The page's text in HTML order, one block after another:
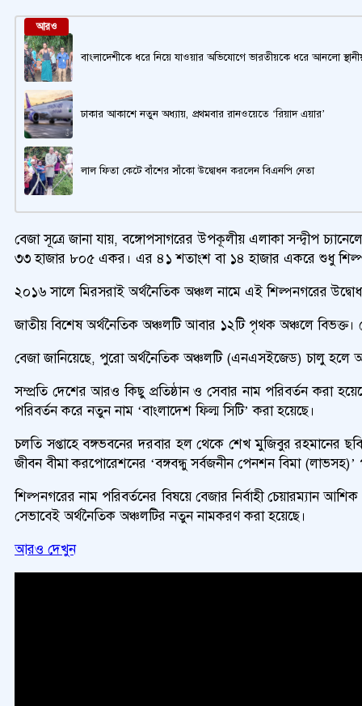
আরও
বাংলাদেশীকে ধরে নিয়ে যাওয়ার অভিযোগে ভারতীয়কে ধরে আনলো
ঢাকার আকাশে নতুন অধ্যায়, প্রথমবার রানওয়েতে ‘রিয়াদ এয়ার’
লাল ফিতা কেটে বাঁশের সাঁকো উদ্বোধন করলেন বিএনপি নেতা
বেজা সূত্রে জানা যায়, বঙ্গোপসাগরের উপকূলীয় এলাকা সন্দ্বীপ
৩৩ হাজার ৮০৫ একর। এর ৪১ শতাংশ বা ১৪ হাজার একরে শুধু
২০১৬ সালে মিরসরাই অর্থনৈতিক অঞ্চল নামে এই শিল্পনগরের
জাতীয় বিশেষ অর্থনৈতিক অঞ্চলটি আবার ১২টি পৃথক অঞ্চলে
বেজা জানিয়েছে, পুরো অর্থনৈতিক অঞ্চলটি (এনএসইজেড) চালু হলে
সম্প্রতি দেশের আরও কিছু প্রতিষ্ঠান ও সেবার নাম পরিবর্তন করা
পরিবর্তন করে নতুন নাম ‘বাংলাদেশ ফিল্ম সিটি’ করা হয়েছে।
চলতি সপ্তাহে বঙ্গভবনের দরবার হল থেকে শেখ মুজিবুর রহমানের ছবি
জীবন বীমা করপোরেশনের ‘বঙ্গবন্ধু সর্বজনীন পেনশন বিমা (লাভসহ)’
শিল্পনগরের নাম পরিবর্তনের বিষয়ে বেজার নির্বাহী চেয়ারম্যান
সেভাবেই অর্থনৈতিক অঞ্চলটির নতুন নামকরণ করা হয়েছে।
আরও দেখুন